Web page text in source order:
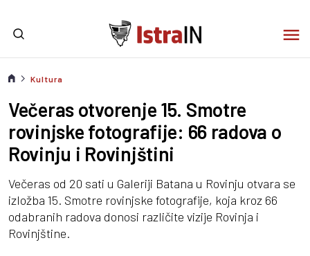
Kultura
Večeras otvorenje 15. Smotre
rovinjske fotografije: 66 radova o
Rovinju i Rovinjštini
Večeras od 20 sati u Galeriji Batana u Rovinju otvara se
izložba 15. Smotre rovinjske fotografije, koja kroz 66
odabranih radova donosi različite vizije Rovinja i
Rovinjštine.